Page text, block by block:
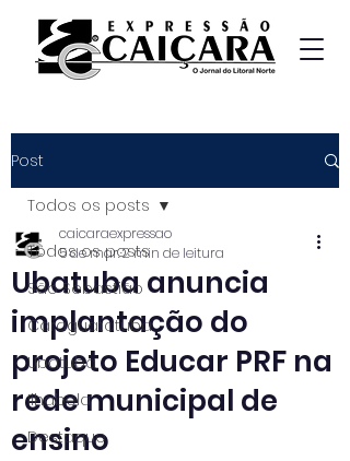
Post
Todos os posts
São Sebastião
Caraguatatuba
Ubatuba
Ilhabela
Destaque
Todos os posts
Ubatuba anuncia
implantação do
projeto Educar PRF na
rede municipal de
ensino
caicaraexpressao
5 de mar.2 min de leitura